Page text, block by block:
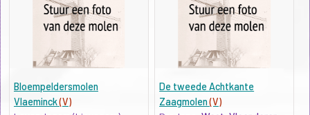
Bloempeldersmolen
Vlaeminck(V)
De tweede Achtkante
Zaagmolen(V)